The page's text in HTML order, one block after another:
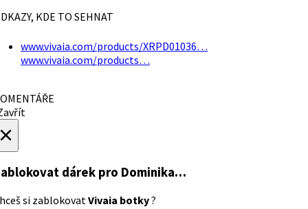
KDE TO SEHNAT
www.vivaia.com/products/XRPD01036…
www.vivaia.com/products…
dárek pro Dominika…
si zablokovatVivaia botky?